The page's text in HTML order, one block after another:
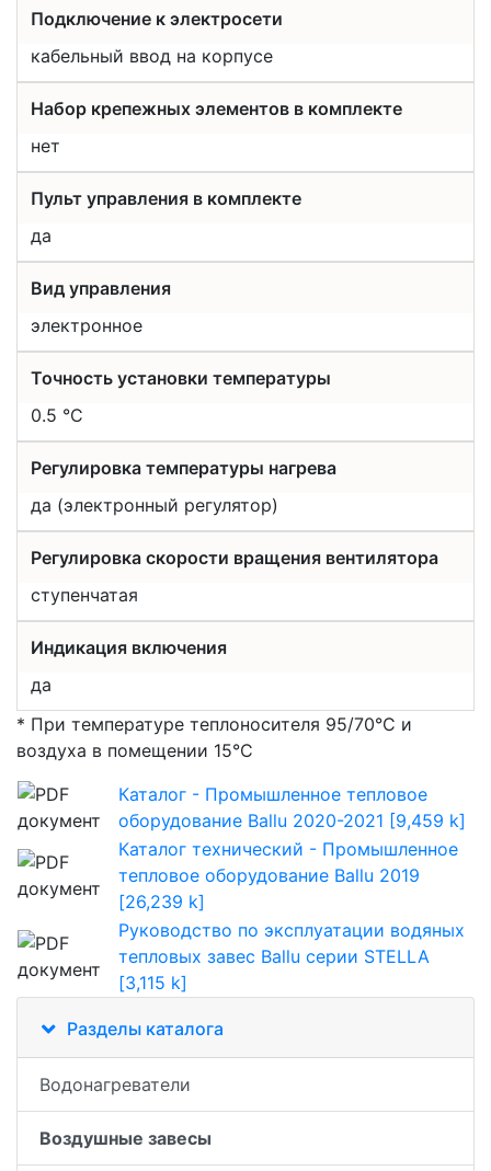
Подключение к электросети
кабельный ввод на корпусе
Набор крепежных элементов в комплекте
нет
Пульт управления в комплекте
да
Вид управления
электронное
Точность установки температуры
0.5 °С
Регулировка температуры нагрева
да (электронный регулятор)
Регулировка скорости вращения вентилятора
ступенчатая
Индикация включения
да
* При температуре теплоносителя 95/70°С и
воздуха в помещении 15°С
Каталог - Промышленное тепловое
оборудование Ballu 2020-2021 [9,459 k]
Каталог технический - Промышленное
тепловое оборудование Ballu 2019
[26,239 k]
Руководство по эксплуатации водяных
тепловых завес Ballu серии STELLA
[3,115 k]
Разделы каталога
Водонагреватели
Воздушные завесы